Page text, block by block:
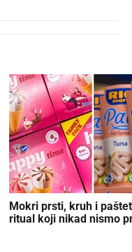
Mokri prsti, kruh i
ritual koji nikad nismo